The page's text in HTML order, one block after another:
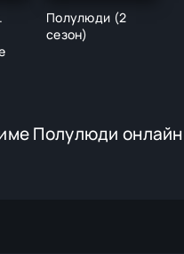
Полулюди (2
сезон)
Полулюди онлайн